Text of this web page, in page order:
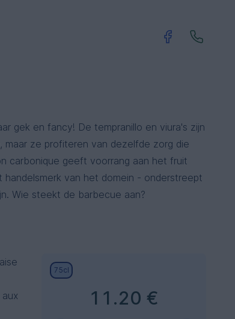
gek en fancy! De tempranillo en viura's zijn
maar ze profiteren van dezelfde zorg die
carbonique geeft voorrang aan het fruit
van het domein - onderstreept
Wie steekt de barbecue aan?
75cl
11.20 €